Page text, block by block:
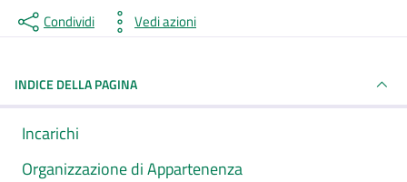
Condividi Vedi azioni
INDICE DELLA PAGINA
Incarichi
Organizzazione di Appartenenza